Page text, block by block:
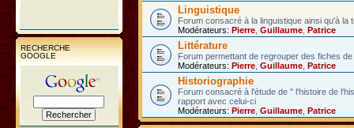
RECHERCHE
GOOGLE
Linguistique
Forum consacré à la linguistique ainsi qu'à la
Modérateurs: Pierre Guillaume Patrice
Littérature
Forum permettant de regrouper des fiches
Modérateurs: Pierre Guillaume Patrice
Historiographie
Forum consacré à l'étude de " l'histoire de
rapport avec celui-ci
Modérateurs: Pierre Guillaume Patrice